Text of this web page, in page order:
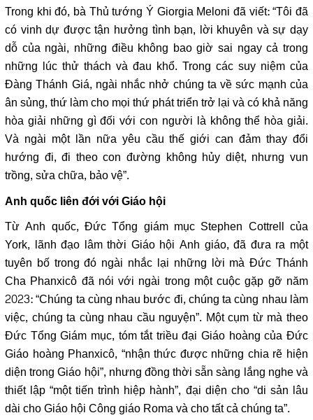
Trong khi đó, bà Thủ tướng Ý Giorgia Meloni đã viết: “Tôi đã
có vinh dự được tận hưởng tình bạn, lời khuyên và sự dạy
dỗ của ngài, những điều không bao giờ sai ngay cả trong
những lúc thử thách và đau khổ. Trong các suy niệm của
Đàng Thánh Giá, ngài nhắc nhở chúng ta về sức mạnh của
ân sủng, thứ làm cho mọi thứ phát triển trở lại và có khả năng
hòa giải những gì đối với con người là không thể hòa giải.
Và ngài một lần nữa yêu cầu thế giới can đảm thay đổi
hướng đi, đi theo con đường không hủy diệt, nhưng vun
trồng, sửa chữa, bảo vệ”.
Anh quốc liên đới với Giáo hội
Từ Anh quốc, Đức Tổng giám mục Stephen Cottrell của
York, lãnh đạo lâm thời Giáo hội Anh giáo, đã đưa ra một
tuyên bố trong đó ngài nhắc lại những lời mà Đức Thánh
Cha Phanxicô đã nói với ngài trong một cuộc gặp gỡ năm
2023: “Chúng ta cùng nhau bước đi, chúng ta cùng nhau làm
việc, chúng ta cùng nhau cầu nguyện”. Một cụm từ mà theo
Đức Tổng Giám mục, tóm tắt triều đại Giáo hoàng của Đức
Giáo hoàng Phanxicô, “nhận thức được những chia rẽ hiện
diện trong Giáo hội”, nhưng đồng thời sẵn sàng lắng nghe và
thiết lập “một tiến trình hiệp hành”, đại diện cho “di sản lâu
dài cho Giáo hội Công giáo Roma và cho tất cả chúng ta”.